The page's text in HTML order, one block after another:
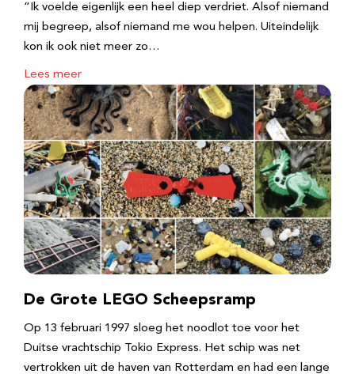
“Ik voelde eigenlijk een heel diep verdriet. Alsof niemand
mij begreep, alsof niemand me wou helpen. Uiteindelijk
kon ik ook niet meer zo…
Lees meer
De Grote LEGO Scheepsramp
Op 13 februari 1997 sloeg het noodlot toe voor het
Duitse vrachtschip Tokio Express. Het schip was net
vertrokken uit de haven van Rotterdam en had een lange